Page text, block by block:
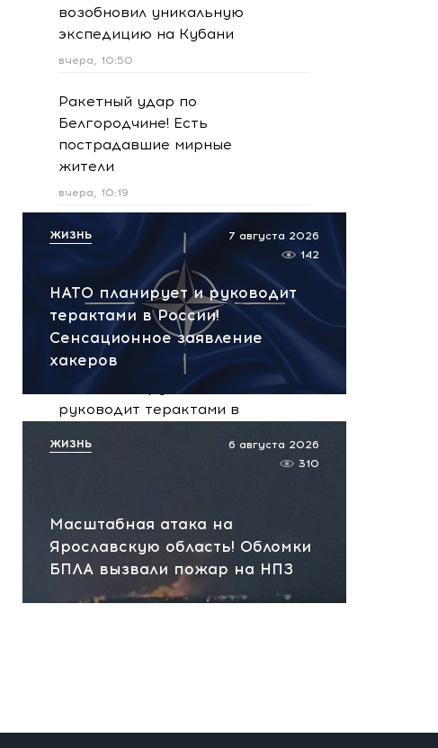
возобновил уникальную
экспедицию на Кубани
вчера, 10:50
Ракетный удар по
Белгородчине! Есть
пострадавшие мирные
жители
вчера, 10:19
Срочно! В Геленджике и
Новороссийске громко -
работает ПВО:
рекомендуется уйти с
пляжей
вчера, 10:13
НАТО планирует и
руководит терактами в
заявление хакеров
НАТО планирует и руководит
терактами в России!
Сенсационное заявление
хакеров
7 августа 2026
142
ЖИЗНЬ
Масштабная атака на
Ярославскую область! Обломки
БПЛА вызвали пожар на НПЗ
6 августа 2026
310
ЖИЗНЬ